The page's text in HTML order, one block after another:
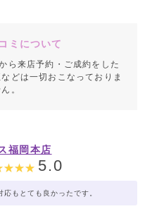
ミについて
ら来店予約・ご成約をした
どは一切おこなっておりま
。
福岡本店
5.0
応もとても良かったです。